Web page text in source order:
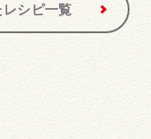
シピ一覧